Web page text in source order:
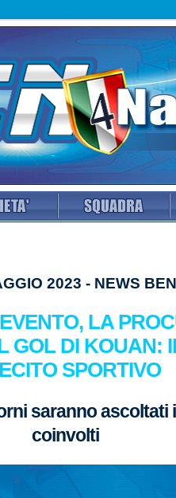
2023 - NEWS
LA
GOL DI KOUAN:
SPORTIVO
saranno ascoltati
coinvolti